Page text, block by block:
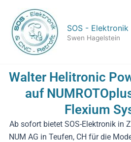
Inhalt
springen
SOS - Elektronik
Swen Hagelstein
Walter Helitronic
auf
Flexium
Ab sofort bietet SOS-Elektronik in
NUM AG in Teufen, CH für die